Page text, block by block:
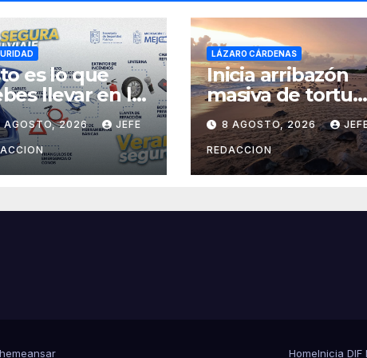
es lo que
llevar en la
para viajar
por
AGOSTO, 2026 JEFE
LÁZARO CÁRDENAS
Inicia arribazón
masiva de
marina en playas
de Michoacán
8 AGOSTO, 2026
REDACCION
HomeInicia